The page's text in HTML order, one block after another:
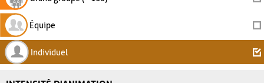
Équipe
Individuel